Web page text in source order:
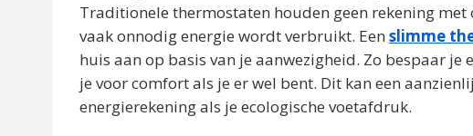
Traditionele thermostaten houden geen rekening
vaak onnodig energie wordt verbruikt. Een slimme
huis aan op basis van je aanwezigheid. Zo bespaar
je voor comfort als je er wel bent. Dit kan een
energierekening als je ecologische voetafdruk.